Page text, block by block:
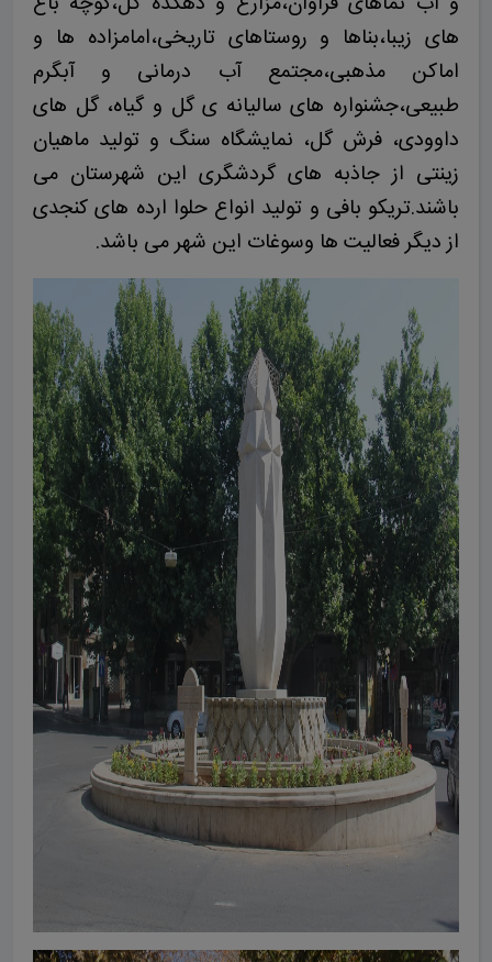
های زیبا،بناها و روستاهای تاریخی،امامزاده ها و
اماکن مذهبی،مجتمع آب درمانی و آبگرم
طبیعی،جشنواره های سالیانه ی گل و گیاه، گل های
داوودی، فرش گل، نمایشگاه سنگ و تولید ماهیان
زینتی از جاذبه های گردشگری این شهرستان می
باشند.تریکو بافی و تولید انواع حلوا ارده های کنجدی
از دیگر فعالیت ها وسوغات این شهر می باشد.